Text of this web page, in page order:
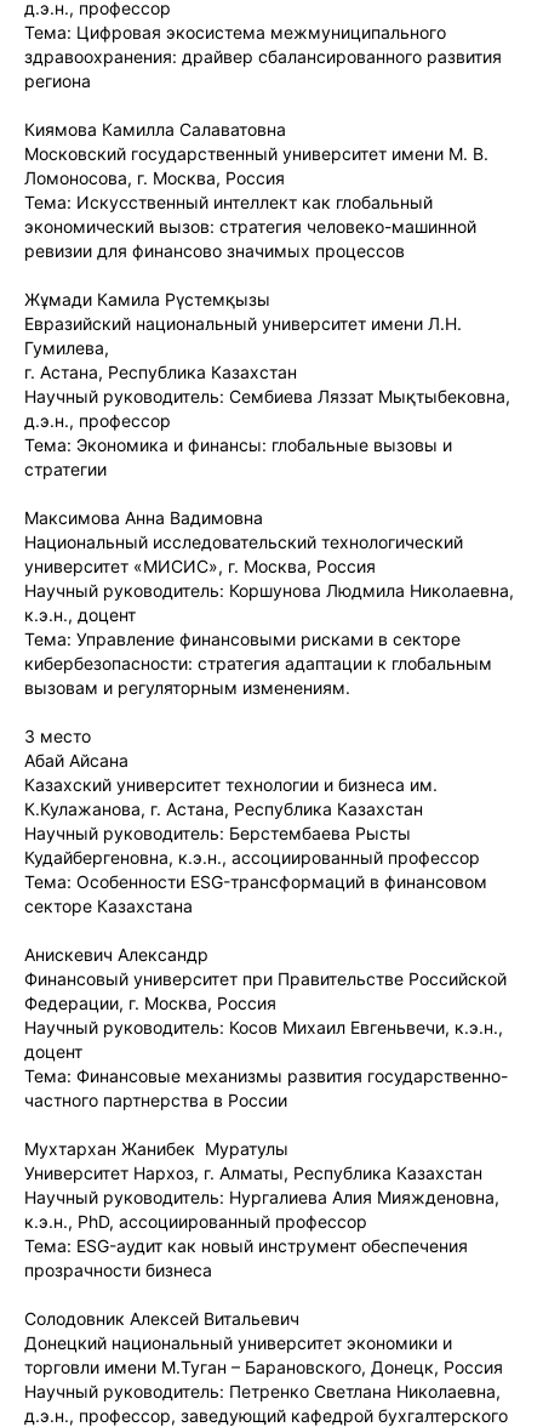
д.э.н., профессор
Тема: Цифровая экосистема межмуниципального
здравоохранения: драйвер сбалансированного развития
региона
Киямова Камилла Салаватовна
Московский государственный университет имени М. В.
Ломоносова, г. Москва, Россия
Тема: Искусственный интеллект как глобальный
экономический вызов: стратегия человеко-машинной
ревизии для финансово значимых процессов
Жұмади Камила Рүстемқызы
Евразийский национальный университет имени Л.Н.
Гумилева,
г. Астана, Республика Казахстан
Научный руководитель: Сембиева Ляззат Мықтыбековна,
д.э.н., профессор
Тема: Экономика и финансы: глобальные вызовы и
стратегии
Максимова Анна Вадимовна
Национальный исследовательский технологический
университет «МИСИС», г. Москва, Россия
Научный руководитель: Коршунова Людмила Николаевна,
к.э.н., доцент
Тема: Управление финансовыми рисками в секторе
кибербезопасности: стратегия адаптации к глобальным
вызовам и регуляторным изменениям.
3 место
Абай Айсана
Казахский университет технологии и бизнеса им.
К.Кулажанова, г. Астана, Республика Казахстан
Научный руководитель: Берстембаева Рысты
Кудайбергеновна, к.э.н., ассоциированный профессор
Тема: Особенности ESG-трансформаций в финансовом
секторе Казахстана
Анискевич Александр
Финансовый университет при Правительстве Российской
Федерации, г. Москва, Россия
Научный руководитель: Косов Михаил Евгеньвечи, к.э.н.,
доцент
Тема: Финансовые механизмы развития государственно-
частного партнерства в России
Мухтархан Жанибек Муратулы
Университет Нархоз, г. Алматы, Республика Казахстан
Научный руководитель: Нургалиева Алия Мияжденовна,
к.э.н., PhD, ассоциированный профессор
Тема: ESG-аудит как новый инструмент обеспечения
прозрачности бизнеса
Солодовник Алексей Витальевич
Донецкий национальный университет экономики и
торговли имени М.Туган – Барановского, Донецк, Россия
Научный руководитель: Петренко Светлана Николаевна,
д.э.н., профессор, заведующий кафедрой бухгалтерского